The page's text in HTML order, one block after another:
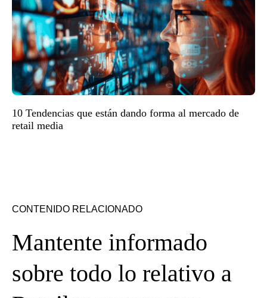
10 Tendencias que están dando forma al mercado de
retail media
CONTENIDO RELACIONADO
Mantente informado
sobre todo lo relativo a